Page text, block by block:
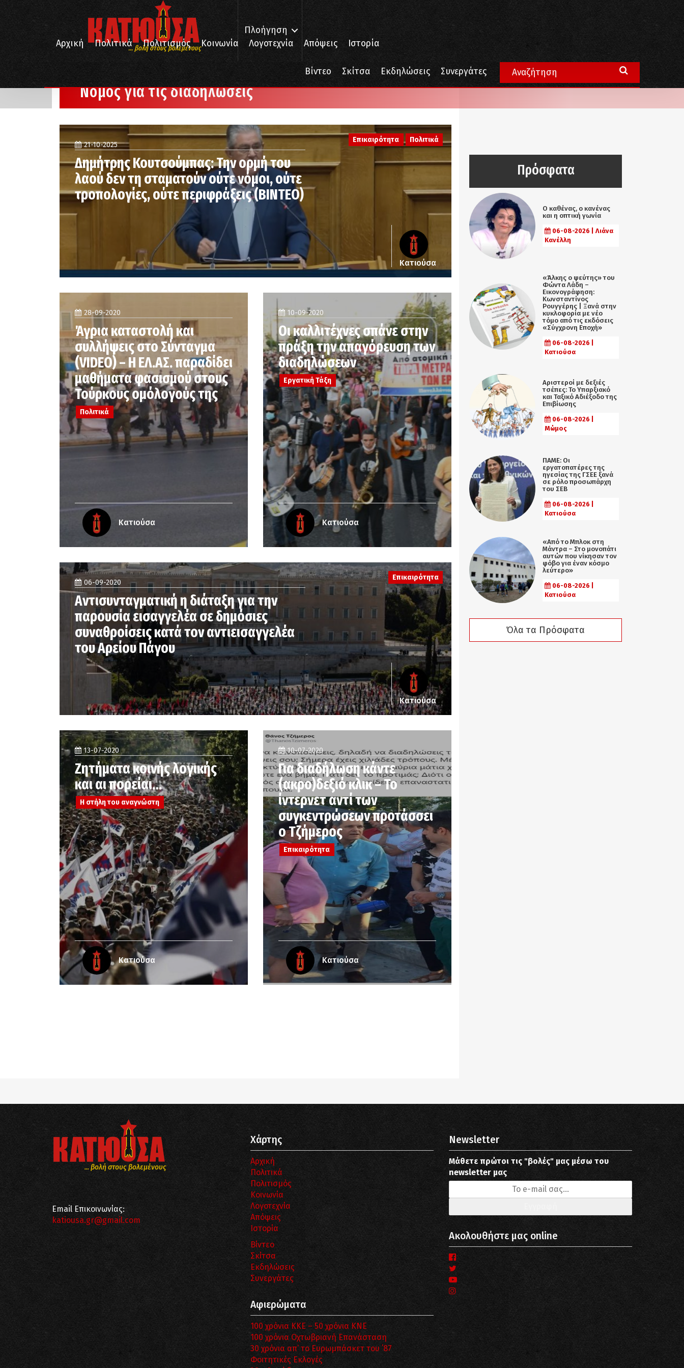
... βολή στους βολεμένους
Πλοήγηση
Αρχική
Πολιτικά Πολιτισμός Κοινωνία Λογοτεχνία Απόψεις Ιστορία
Βίντεο Σκίτσα Εκδηλώσεις Συνεργάτες
Νόμος για τις διαδηλώσεις
Νόμος για τις διαδηλώσεις
Επικαιρότητα Πολιτικά
21-10-2025
Δημήτρης Κουτσούμπας: Την ορμή του
λαού δεν τη σταματούν ούτε νόμοι, ούτε
τροπολογίες, ούτε περιφράξεις (ΒΙΝΤΕΟ)
Κατιούσα
28-09-2020
Άγρια καταστολή και
συλλήψεις στο Σύνταγμα
(VIDEO) – Η ΕΛ.ΑΣ. παραδίδει
μαθήματα φασισμού στους
Τούρκους ομόλογούς της
Πολιτικά
Κατιούσα
10-09-2020
Οι καλλιτέχνες σπάνε στην
πράξη την απαγόρευση των
διαδηλώσεων
Εργατική Τάξη
Κατιούσα
Επικαιρότητα
06-09-2020
Αντισυνταγματική η διάταξη για την
παρουσία εισαγγελέα σε δημόσιες
συναθροίσεις κατά τον αντιεισαγγελέα
του Αρείου Πάγου
Κατιούσα
13-07-2020
Ζητήματα κοινής λογικής
και αι πορείαι…
Η στήλη του αναγνώστη
Κατιούσα
10-07-2020
Για διαδήλωση κάντε
(ακρο)δεξιό κλικ – Το
ίντερνετ αντί των
συγκεντρώσεων προτάσσει
ο Τζήμερος
Επικαιρότητα
Κατιούσα
Πρόσφατα
Ο καθένας, ο κανένας
και η οπτική γωνία
06-08-2026 | Λιάνα
Κανέλλη
«Άλκης ο ψεύτης» του
Φώντα Λάδη –
Εικονογράφηση:
Κωνσταντίνος
Ρουγγέρης | Ξανά στην
κυκλοφορία με νέο
τόμο από τις εκδόσεις
«Σύγχρονη Εποχή»
06-08-2026 |
Κατιούσα
Αριστεροί με δεξιές
τσέπες: Το Υπαρξιακό
και Ταξικό Αδιέξοδο της
Επιβίωσης
06-08-2026 |
Μώμος
ΠΑΜΕ: Οι
εργατοπατέρες της
ηγεσίας της ΓΣΕΕ ξανά
σε ρόλο προσωπάρχη
του ΣΕΒ
06-08-2026 |
Κατιούσα
«Από το Μπλοκ στη
Μάντρα – Στο μονοπάτι
αυτών που νίκησαν τον
φόβο για έναν κόσμο
λεύτερο»
06-08-2026 |
Κατιούσα
Όλα τα Πρόσφατα
... βολή στους βολεμένους
Email Επικοινωνίας:
katiousa.gr@gmail.com
Χάρτης
Αρχική
Πολιτικά
Πολιτισμός
Κοινωνία
Λογοτεχνία
Απόψεις
Ιστορία
Βίντεο
Σκίτσα
Εκδηλώσεις
Συνεργάτες
Αφιερώματα
100 χρόνια ΚΚΕ – 50 χρόνια ΚΝΕ
100 χρόνια Οχτωβριανή Επανάσταση
30 χρόνια απ’ το Ευρωμπάσκετ του ΄87
Φοιτητικές Εκλογές
Newsletter
Μάθετε πρώτοι τις "βολές" μας μέσω του
newsletter μας
Ακολουθήστε μας online